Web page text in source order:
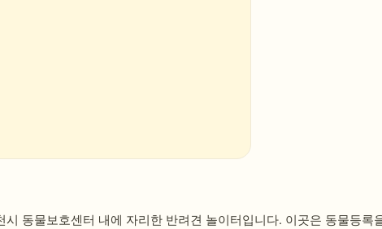
동물보호센터 내에 자리한 반려견 놀이터입니다. 이곳은 동물등록